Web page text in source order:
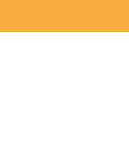
關於我們